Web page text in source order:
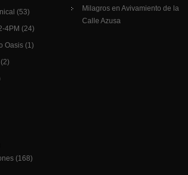
(53)
4PM (24)
Oasis (1)
(2)
(168)
Milagros en Avivamiento de la
Calle Azusa